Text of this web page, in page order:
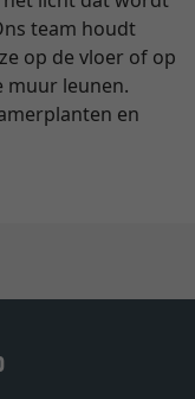
team houdt
op de vloer of op
muur leunen.
en